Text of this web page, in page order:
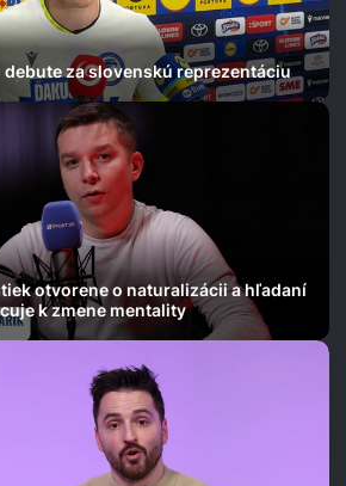
za slovenskú reprezentáciu
otvorene o naturalizácii a hľadaní
k zmene mentality